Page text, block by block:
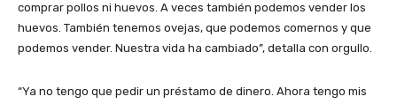
comprar pollos ni huevos. A veces también podemos vender los
huevos. También tenemos ovejas, que podemos comernos y que
podemos vender. Nuestra vida ha cambiado”, detalla con orgullo.
“Ya no tengo que pedir un préstamo de dinero. Ahora tengo mis